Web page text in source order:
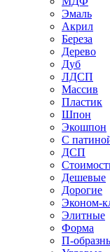
Эмаль
Акрил
Береза
Дерево
Дуб
ЛДСП
Массив
Пластик
Шпон
Экошпон
С
ДСП
Дешевые
Дорогие
Эконом-
Элитные
Форма
П-